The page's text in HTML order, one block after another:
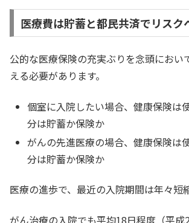
医療費は貯蓄と都民共済でリスク
公的な医療保険の充実ぶりを念頭におい
える必要があります。
個室に入院したい場合、健康保険は
分は貯蓄か保険か
がんの先進医療の場合、健康保険は
分は貯蓄か保険か
医療の進歩で、最近の入院期間は年々短
がん治療の入院でも平均18日程度（平成